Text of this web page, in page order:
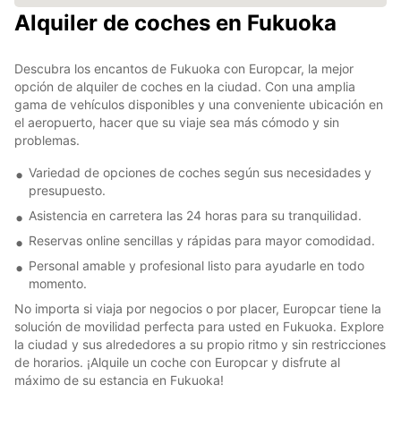
Alquiler de coches en Fukuoka
Descubra los encantos de Fukuoka con Europcar, la mejor
opción de alquiler de coches en la ciudad. Con una amplia
gama de vehículos disponibles y una conveniente ubicación en
el aeropuerto, hacer que su viaje sea más cómodo y sin
problemas.
Variedad de opciones de coches según sus necesidades y
presupuesto.
Asistencia en carretera las 24 horas para su tranquilidad.
Reservas online sencillas y rápidas para mayor comodidad.
Personal amable y profesional listo para ayudarle en todo
momento.
No importa si viaja por negocios o por placer, Europcar tiene la
solución de movilidad perfecta para usted en Fukuoka. Explore
la ciudad y sus alrededores a su propio ritmo y sin restricciones
de horarios. ¡Alquile un coche con Europcar y disfrute al
máximo de su estancia en Fukuoka!